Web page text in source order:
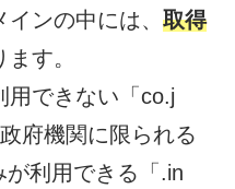
インの中には、取得
ます。
用できない「co.j
府機関に限られる
が利用できる「.in